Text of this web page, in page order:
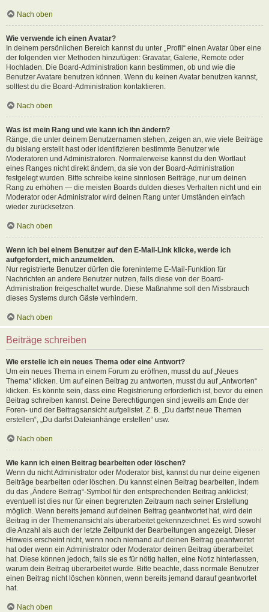
Nach oben
Wie verwende ich einen Avatar?
In deinem persönlichen Bereich kannst du unter „Profil“ einen Avatar über eine
der folgenden vier Methoden hinzufügen: Gravatar, Galerie, Remote oder
Hochladen. Die Board-Administration kann bestimmen, ob und wie die
Benutzer Avatare benutzen können. Wenn du keinen Avatar benutzen kannst,
solltest du die Board-Administration kontaktieren.
Nach oben
Was ist mein Rang und wie kann ich ihn ändern?
Ränge, die unter deinem Benutzernamen stehen, zeigen an, wie viele Beiträge
du bislang erstellt hast oder identifizieren bestimmte Benutzer wie
Moderatoren und Administratoren. Normalerweise kannst du den Wortlaut
eines Ranges nicht direkt ändern, da sie von der Board-Administration
festgelegt wurden. Bitte schreibe keine sinnlosen Beiträge, nur um deinen
Rang zu erhöhen — die meisten Boards dulden dieses Verhalten nicht und ein
Moderator oder Administrator wird deinen Rang unter Umständen einfach
wieder zurücksetzen.
Nach oben
Wenn ich bei einem Benutzer auf den E-Mail-Link klicke, werde ich
aufgefordert, mich anzumelden.
Nur registrierte Benutzer dürfen die foreninterne E-Mail-Funktion für
Nachrichten an andere Benutzer nutzen, falls diese von der Board-
Administration freigeschaltet wurde. Diese Maßnahme soll den Missbrauch
dieses Systems durch Gäste verhindern.
Nach oben
Beiträge schreiben
Wie erstelle ich ein neues Thema oder eine Antwort?
Um ein neues Thema in einem Forum zu eröffnen, musst du auf „Neues
Thema“ klicken. Um auf einen Beitrag zu antworten, musst du auf „Antworten“
klicken. Es könnte sein, dass eine Registrierung erforderlich ist, bevor du einen
Beitrag schreiben kannst. Deine Berechtigungen sind jeweils am Ende der
Foren- und der Beitragsansicht aufgelistet. Z. B. „Du darfst neue Themen
erstellen“, „Du darfst Dateianhänge erstellen“ usw.
Nach oben
Wie kann ich einen Beitrag bearbeiten oder löschen?
Wenn du nicht Administrator oder Moderator bist, kannst du nur deine eigenen
Beiträge bearbeiten oder löschen. Du kannst einen Beitrag bearbeiten, indem
du das „Ändere Beitrag“-Symbol für den entsprechenden Beitrag anklickst;
eventuell ist dies nur für einen begrenzten Zeitraum nach seiner Erstellung
möglich. Wenn bereits jemand auf deinen Beitrag geantwortet hat, wird dein
Beitrag in der Themenansicht als überarbeitet gekennzeichnet. Es wird sowohl
die Anzahl als auch der letzte Zeitpunkt der Bearbeitungen angezeigt. Dieser
Hinweis erscheint nicht, wenn noch niemand auf deinen Beitrag geantwortet
hat oder wenn ein Administrator oder Moderator deinen Beitrag überarbeitet
hat. Diese können jedoch, falls sie es für nötig halten, eine Notiz hinterlassen,
warum dein Beitrag überarbeitet wurde. Bitte beachte, dass normale Benutzer
einen Beitrag nicht löschen können, wenn bereits jemand darauf geantwortet
hat.
Nach oben